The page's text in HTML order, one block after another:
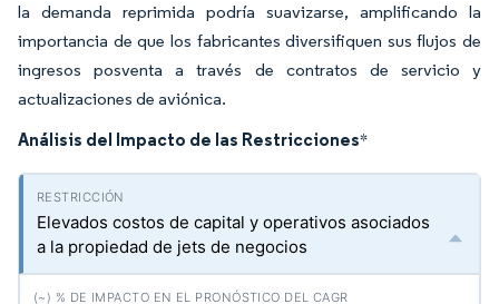
la demanda reprimida podría suavizarse, amplificando la
importancia de que los fabricantes diversifiquen sus flujos de
ingresos posventa a través de contratos de servicio y
actualizaciones de aviónica.
Análisis del Impacto de las Restricciones*
Elevados costos de capital y operativos asociados
a la propiedad de jets de negocios